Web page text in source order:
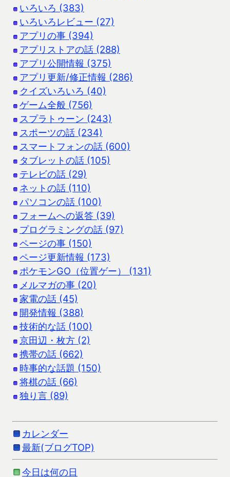
いろいろ (383)
いろいろレビュー (27)
アプリの事 (394)
アプリストアの話 (288)
アプリ公開情報 (375)
アプリ更新/修正情報 (286)
クイズいろいろ (40)
ゲーム全般 (756)
スプラトゥーン (243)
スポーツの話 (234)
スマートフォンの話 (600)
タブレットの話 (105)
テレビの話 (29)
ネットの話 (110)
パソコンの話 (100)
フォームへの返答 (39)
プログラミングの話 (97)
ページの事 (150)
ページ更新情報 (173)
ポケモンGO（位置ゲー） (131)
メルマガの事 (20)
家電の話 (45)
開発情報 (388)
技術的な話 (100)
京田辺・枚方 (2)
携帯の話 (662)
時事的な話題 (150)
将棋の話 (66)
独り言 (89)
カレンダー
最新(ブログTOP)
今日は何の日